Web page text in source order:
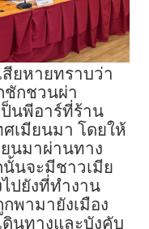
ยหายทราบว่า
ชักชวนผ่า
ป็นพีอาร์ที่ร้าน
ศเมียนมา โดยให้
ยนมาผ่านทาง
นั้นจะมีชาวเมีย
ปยังที่ทำงาน
พามายังเมือง
ดินทางและบังคับ